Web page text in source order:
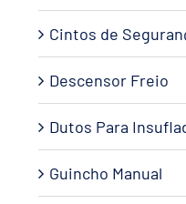
Cintos de
Descensor Freio
Dutos Para
Guincho Manual